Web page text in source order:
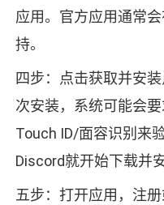
应用。官方应用通常
持。
四步：点击获取并安
次安装，系统可能会
Touch ID/面容识别来
Discord就开始下载并
五步：打开应用，注